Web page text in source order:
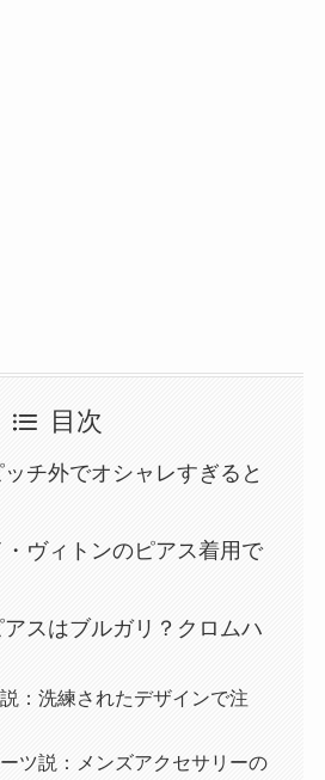
目次
チ外でオシャレすぎると
・ヴィトンのピアス着用で
スはブルガリ？クロムハ
：洗練されたデザインで注
ツ説：メンズアクセサリーの